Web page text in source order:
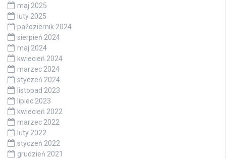
maj 2025
luty 2025
październik 2024
sierpień 2024
maj 2024
kwiecień 2024
marzec 2024
styczeń 2024
listopad 2023
lipiec 2023
kwiecień 2022
marzec 2022
luty 2022
styczeń 2022
grudzień 2021